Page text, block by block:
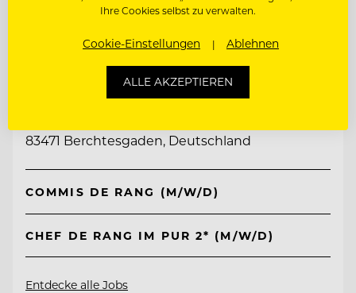
Kempinski Hotel Berchtesgaden
83471 Berchtesgaden, Deutschland
COMMIS DE RANG (M/W/D)
CHEF DE RANG IM PUR 2* (M/W/D)
Entdecke alle Jobs
Ihre Cookies selbst zu verwalten.
Cookie-Einstellungen Ablehnen
ALLE AKZEPTIEREN